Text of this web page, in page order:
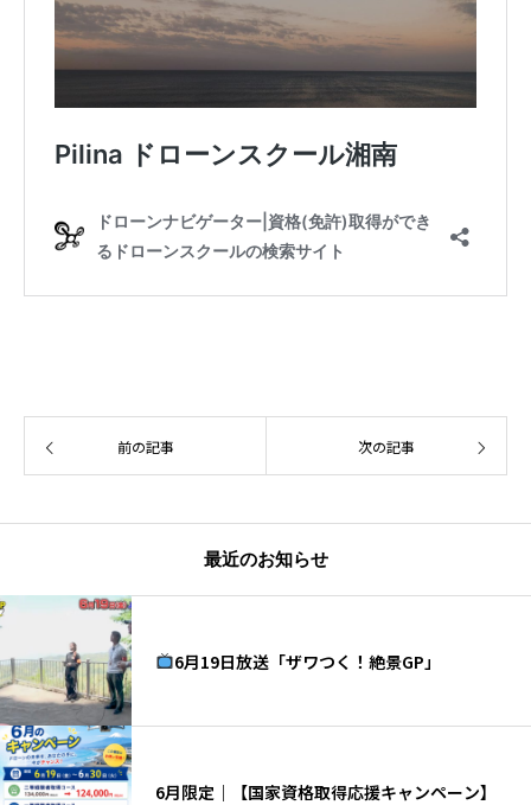
前の記事 次の記事
最近のお知らせ
6月19日放送「ザワつく！絶景GP」
6月限定｜【国家資格取得応援キャンペーン】